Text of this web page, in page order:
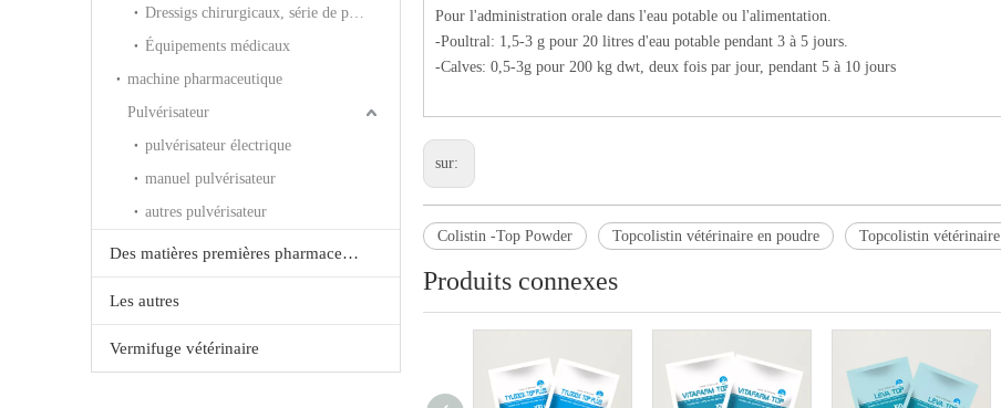
Équipements médicaux
machine pharmaceutique
Pulvérisateur
pulvérisateur électrique
manuel pulvérisateur
autres pulvérisateur
Des matières premières pharmaceutiques et les produits chimiques
Les autres
Vermifuge vétérinaire
Pour l'administration orale dans l'eau potable ou l'alimentation.
-Poultral: 1,5-3 g pour 20 litres d'eau potable pendant 3 à 5 jours.
-Calves: 0,5-3g pour 200 kg dwt, deux fois par jour, pendant 5 à 10 jours
sur:
Colistin -Top Powder Topcolistin vétérinaire en poudre Topcolistin vétérinaire
Produits connexes